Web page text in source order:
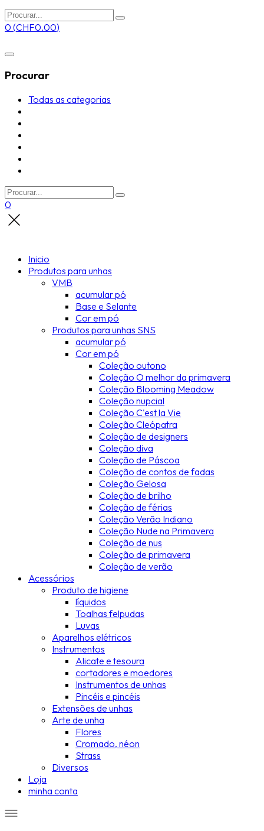
0 (CHF0.00)
Procurar
Todas as categorias
0
Inicio
Produtos para unhas
VMB
acumular pó
Base e Selante
Cor em pó
Produtos para unhas SNS
acumular pó
Cor em pó
Coleção outono
Coleção O melhor da primavera
Coleção Blooming Meadow
Coleção nupcial
Coleção C'est la Vie
Coleção Cleópatra
Coleção de designers
Coleção diva
Coleção de Páscoa
Coleção de contos de fadas
Coleção Gelosa
Coleção de brilho
Coleção de férias
Coleção Verão Indiano
Coleção Nude na Primavera
Coleção de nus
Coleção de primavera
Coleção de verão
Acessórios
Produto de higiene
líquidos
Toalhas felpudas
Luvas
Aparelhos elétricos
Instrumentos
Alicate e tesoura
cortadores e moedores
Instrumentos de unhas
Pincéis e pincéis
Extensões de unhas
Arte de unha
Flores
Cromado, néon
Strass
Diversos
Loja
minha conta